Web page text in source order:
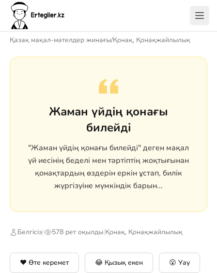
Қазақ мақал-мәтелдер жинағы/Қонақ, Қонақжайлылық
Жаман үйдің қонағы
билейді
"Жаман үйдің қонағы билейді" деген мақал
үй иесінің беделі мен тәртіптің жоқтығынан
қонақтардың өздерін еркін ұстап, билік
жүргізуіне мүмкіндік барын...
Белгісіз| 578 рет оқылды|Қонақ, Қонақжайлылық
❤️ Өте керемет 😂 Қызық екен 😮 Уау